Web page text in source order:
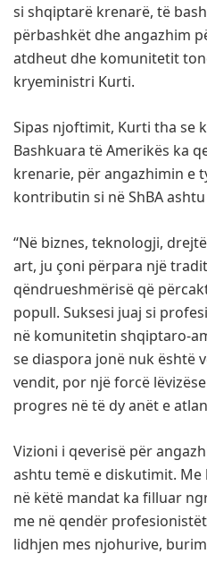
si shqiptarë krenarë, të
përbashkët dhe angazhim
atdheut dhe komunitetit
kryeministri Kurti.
Sipas njoftimit, Kurti tha se
Bashkuara të Amerikës ka
krenarie, për angazhimin e
kontributin si në ShBA
“Në biznes, teknologji,
art, ju çoni përpara një
qëndrueshmërisë që
popull. Suksesi juaj si
në komunitetin shqiptaro-
se diaspora jonë nuk është
vendit, por një forcë
progres në të dy anët e
Vizioni i qeverisë për
ashtu temë e diskutimit.
në këtë mandat ka filluar
me në qendër
lidhjen mes njohurive,